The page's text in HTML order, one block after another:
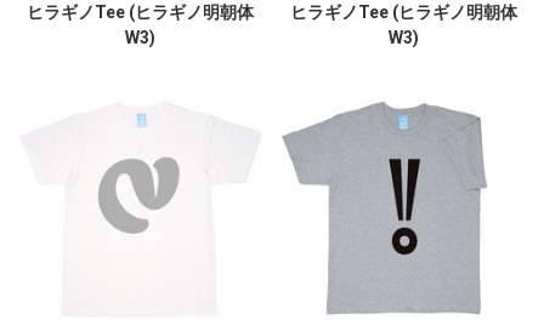
ヒラギノTee (ヒラギノ明朝体
W3)
ヒラギノTee (ヒラギノ明朝体
W3)